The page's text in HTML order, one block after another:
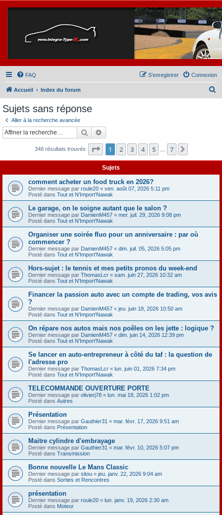
FAQ Connexion
S’enregistrer
Accueil Index du forum
c
Sujets sans réponse
Aller à la recherche avancée
Rechercher
348 résultats trouvés Page 1sur7
1 2 3 4 5 7
Sujets
comment acheter un food truck en 2026?
Dernier message par roule20 « ven. août 07, 2026 5:11 pm
Posté dans Tout et N'Import'Nawak
Le garage, on le soigne autant que le salon ?
Dernier message par DamienM457 « mer. juil. 29, 2026 9:08 pm
Posté dans Tout et N'Import'Nawak
Organiser une soirée fluo pour un anniversaire : par où
commencer ?
Dernier message par DamienM457 « dim. juil. 05, 2026 5:05 pm
Posté dans Tout et N'Import'Nawak
Hors-sujet : le tennis et mes petits pronos du week-end
Dernier message par ThomasLcr « sam. juin 27, 2026 10:32 am
Posté dans Tout et N'Import'Nawak
Financer la passion auto avec un compte de trading, vos avis
?
Dernier message par DamienM457 « jeu. juin 18, 2026 10:50 am
Posté dans Tout et N'Import'Nawak
On répare nos autos mais nos poêles on les jette : logique ?
Dernier message par DamienM457 « dim. juin 14, 2026 12:39 pm
Posté dans Tout et N'Import'Nawak
Se lancer en auto-entrepreneur à côté du taf : la question de
l'adresse pro
Dernier message par ThomasLcr « lun. juin 01, 2026 7:34 pm
Posté dans Tout et N'Import'Nawak
TELECOMMANDE OUVERTURE PORTE
Dernier message par olivierj78 « lun. mai 18, 2026 1:02 pm
Posté dans Autres
Présentation
Dernier message par Gauthier31 « mar. févr. 17, 2026 9:51 am
Posté dans Présentation
Maitre cylindre d'embrayage
Dernier message par Gauthier31 « mar. févr. 10, 2026 5:07 pm
Posté dans Transmission
Bonne nouvelle Le Mans Classic
Dernier message par sitou « jeu. janv. 22, 2026 9:04 am
Posté dans Sorties et Rencontres
présentation
Dernier message par roule20 « lun. janv. 19, 2026 2:30 am
Posté dans Moteur